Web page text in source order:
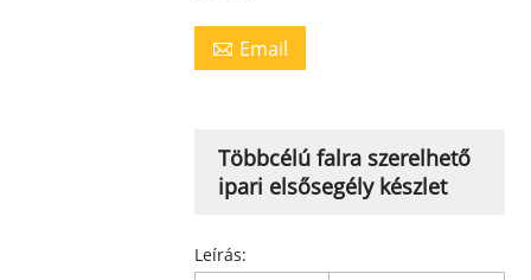
 Email
Többcélú falra szerelhető
ipari elsősegély készlet
Leírás: